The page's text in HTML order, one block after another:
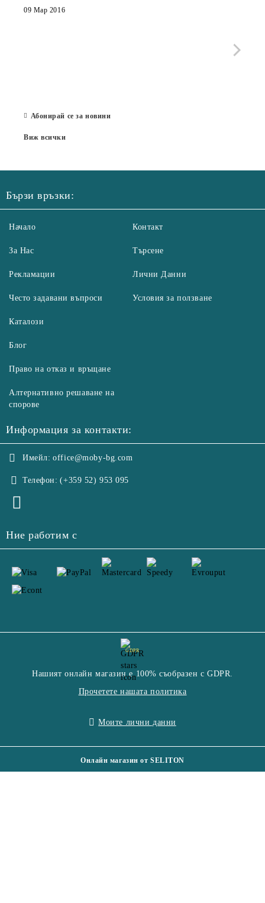
09 Мар 2016
Абонирай се за новини
Виж всички
Бързи връзки:
Начало
За Нас
Рекламации
Често задавани въпроси
Контакт
Търсене
Лични Данни
Условия за ползване
Каталози
Блог
Право на отказ и връщане
Алтернативно решаване на
спорове
Информация за контакти:
Имейл: office@moby-bg.com
Телефон: (+359 52) 953 095
Ние работим с
GDPR
Нашият онлайн магазин е 100% съобразен с GDPR.
Прочетете нашата политика
Моите лични данни
Онлайн магазин от SELITON